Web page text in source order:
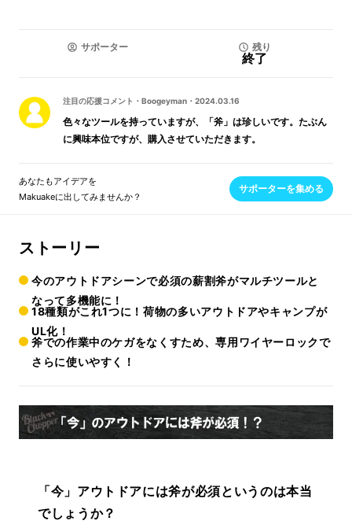
サポーター 残り
終了
注目の応援コメント ・ Boogeyman ・ 2024.03.16
色々なツールを持っていますが、「斧」は珍しいです。たぶん
に興味本位ですが、購入させていただきます。
あなたもアイデアを
Makuakeに出してみませんか？
サポーターを集める
ストーリー
今のアウトドアシーンで必須の薪割斧がマルチツールと
なって多機能に！
18種類がこれ1つに！荷物の多いアウトドアやキャンプが
UL化！
斧での作業中のケガをなくすため、専用ワイヤーロックで
さらに使いやすく！
「今」アウトドアには斧が必須というのは本当
でしょうか？